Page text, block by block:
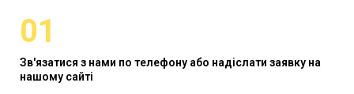
01
Зв'язатися з нами по телефону або надіслати заявку на
нашому сайті